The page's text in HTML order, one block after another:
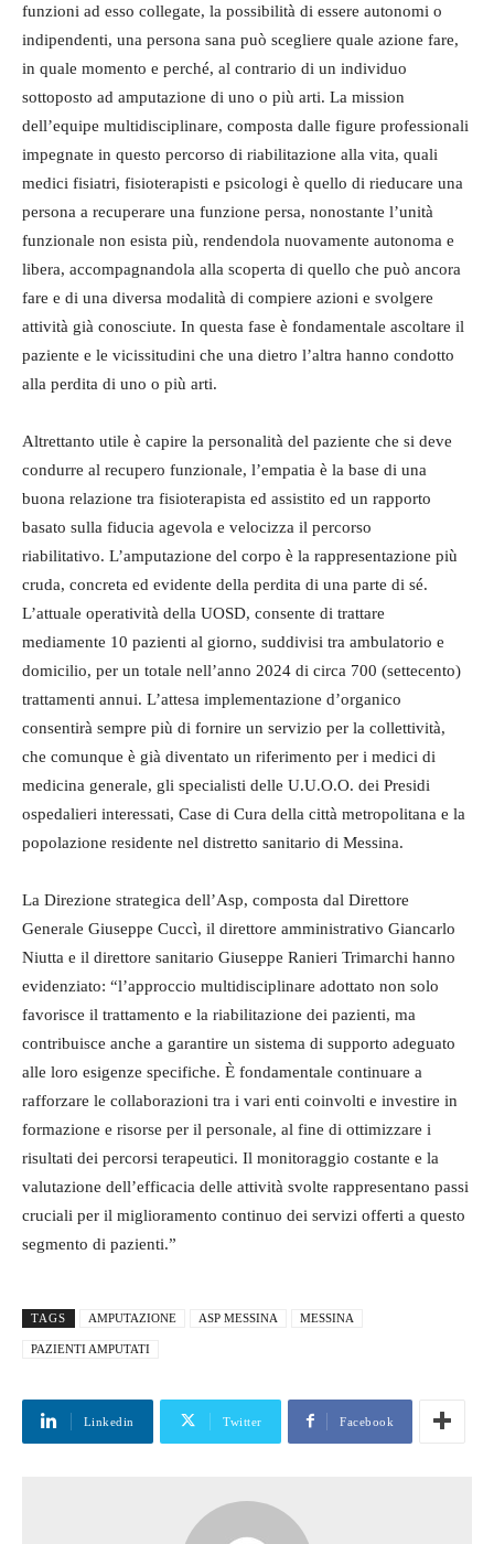
funzioni ad esso collegate, la possibilità di essere autonomi o
indipendenti, una persona sana può scegliere quale azione fare,
in quale momento e perché, al contrario di un individuo
sottoposto ad amputazione di uno o più arti. La mission
dell’equipe multidisciplinare, composta dalle figure professionali
impegnate in questo percorso di riabilitazione alla vita, quali
medici fisiatri, fisioterapisti e psicologi è quello di rieducare una
persona a recuperare una funzione persa, nonostante l’unità
funzionale non esista più, rendendola nuovamente autonoma e
libera, accompagnandola alla scoperta di quello che può ancora
fare e di una diversa modalità di compiere azioni e svolgere
attività già conosciute. In questa fase è fondamentale ascoltare il
paziente e le vicissitudini che una dietro l’altra hanno condotto
alla perdita di uno o più arti.
Altrettanto utile è capire la personalità del paziente che si deve
condurre al recupero funzionale, l’empatia è la base di una
buona relazione tra fisioterapista ed assistito ed un rapporto
basato sulla fiducia agevola e velocizza il percorso
riabilitativo. L’amputazione del corpo è la rappresentazione più
cruda, concreta ed evidente della perdita di una parte di sé.
L’attuale operatività della UOSD, consente di trattare
mediamente 10 pazienti al giorno, suddivisi tra ambulatorio e
domicilio, per un totale nell’anno 2024 di circa 700 (settecento)
trattamenti annui. L’attesa implementazione d’organico
consentirà sempre più di fornire un servizio per la collettività,
che comunque è già diventato un riferimento per i medici di
medicina generale, gli specialisti delle U.U.O.O. dei Presidi
ospedalieri interessati, Case di Cura della città metropolitana e la
popolazione residente nel distretto sanitario di Messina.
La Direzione strategica dell’Asp, composta dal Direttore
Generale Giuseppe Cuccì, il direttore amministrativo Giancarlo
Niutta e il direttore sanitario Giuseppe Ranieri Trimarchi hanno
evidenziato: “l’approccio multidisciplinare adottato non solo
favorisce il trattamento e la riabilitazione dei pazienti, ma
contribuisce anche a garantire un sistema di supporto adeguato
alle loro esigenze specifiche. È fondamentale continuare a
rafforzare le collaborazioni tra i vari enti coinvolti e investire in
formazione e risorse per il personale, al fine di ottimizzare i
risultati dei percorsi terapeutici. Il monitoraggio costante e la
valutazione dell’efficacia delle attività svolte rappresentano passi
cruciali per il miglioramento continuo dei servizi offerti a questo
segmento di pazienti.”
TAGS AMPUTAZIONE ASP MESSINA MESSINA
PAZIENTI AMPUTATI
Linkedin Twitter Facebook